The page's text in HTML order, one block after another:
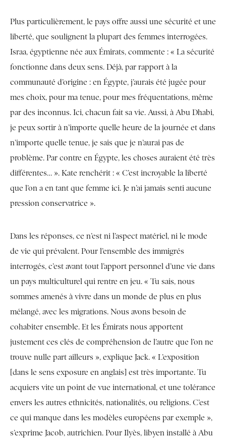
Plus particulièrement, le pays offre aussi une sécurité et une
liberté, que soulignent la plupart des femmes interrogées.
Israa, égyptienne née aux Émirats, commente : « La sécurité
fonctionne dans deux sens. Déjà, par rapport à la
communauté d’origine : en Égypte, j’aurais été jugée pour
mes choix, pour ma tenue, pour mes fréquentations, même
par des inconnus. Ici, chacun fait sa vie. Aussi, à Abu Dhabi,
je peux sortir à n’importe quelle heure de la journée et dans
n’importe quelle tenue, je sais que je n’aurai pas de
problème. Par contre en Égypte, les choses auraient été très
différentes… ». Kate renchérit : « C’est incroyable la liberté
que l’on a en tant que femme ici. Je n’ai jamais senti aucune
pression conservatrice ».
Dans les réponses, ce n’est ni l’aspect matériel, ni le mode
de vie qui prévalent. Pour l’ensemble des immigrés
interrogés, c’est avant tout l’apport personnel d’une vie dans
un pays multiculturel qui rentre en jeu. « Tu sais, nous
sommes amenés à vivre dans un monde de plus en plus
mélangé, avec les migrations. Nous avons besoin de
cohabiter ensemble. Et les Émirats nous apportent
justement ces clés de compréhension de l’autre que l’on ne
trouve nulle part ailleurs », explique Jack. « L’exposition
[dans le sens exposure en anglais] est très importante. Tu
acquiers vite un point de vue international, et une tolérance
envers les autres ethnicités, nationalités, ou religions. C’est
ce qui manque dans les modèles européens par exemple »,
s’exprime Jacob, autrichien. Pour Ilyès, libyen installé à Abu